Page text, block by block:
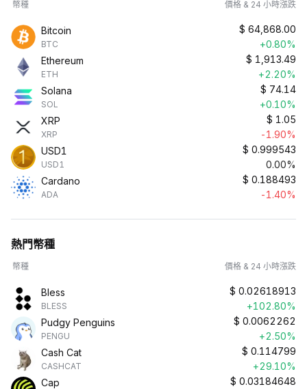
幣種 價格 & 24 小時漲跌
Bitcoin
BTC
$ 64,868.00
+0.80%
Ethereum
ETH
$ 1,913.49
+2.20%
Solana
SOL
$ 74.14
+0.10%
XRP
XRP
$ 1.05
-1.90%
USD1
USD1
$ 0.999543
0.00%
Cardano
ADA
$ 0.188493
-1.40%
熱門幣種
幣種 價格 & 24 小時漲跌
Bless
BLESS
$ 0.02618913
+102.80%
Pudgy Penguins
PENGU
$ 0.0062262
+2.50%
Cash Cat
CASHCAT
$ 0.114799
+29.10%
Cap
$ 0.03184648